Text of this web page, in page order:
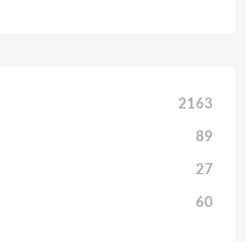
2163
89
27
60